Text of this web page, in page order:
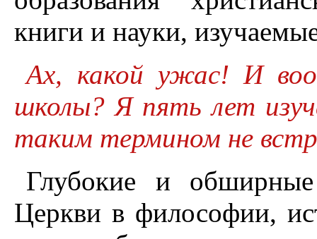
книги и науки,
Ах, какой ужас! И
школы? Я пять лет
таким термином не
Глубокие и
Церкви в философии,